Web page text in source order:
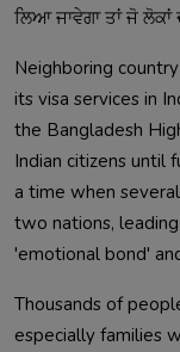
ਲਿਆ ਜਾਵੇਗਾ ਤਾਂ ਜੋ
Neighboring
its visa services in
the Bangladesh
Indian citizens until
a time when
two nations,
'emotional bond'
Thousands of
especially families